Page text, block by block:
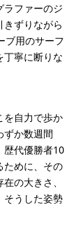
ラファーのジ
ずりながら
ブ用のサーフ
丁寧に断りな
を自力で歩か
ずか数週間
歴代優勝者10
ために、その
の大きさ、
そうした姿勢